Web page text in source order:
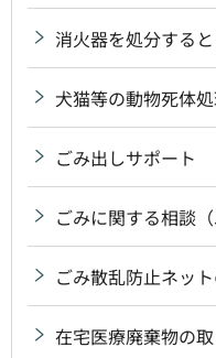
消火器を処分する
犬猫等の動物死体
ごみ出しサポート
ごみに関する相談（
ごみ散乱防止ネッ
在宅医療廃棄物の